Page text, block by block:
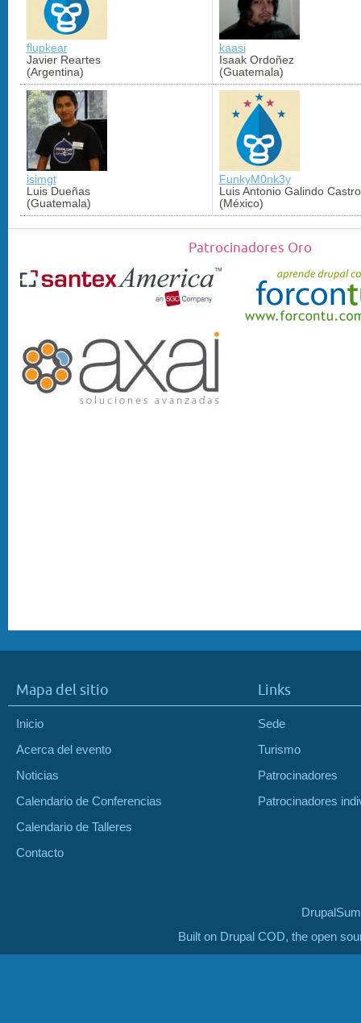
flupkear
Javier Reartes
(Argentina)
kaasi
Isaak Ordoñez
(Guatemala)
isimgt
Luis Dueñas
(Guatemala)
FunkyM0nk3y
Luis Antonio Galindo Castro
(México)
Patrocinadores Oro
Mapa del sitio
Inicio
Acerca del evento
Noticias
Calendario de Conferencias
Calendario de Talleres
Contacto
Links
Sede
Turismo
Patrocinadores
Patrocinadores
Built on Drupal COD, the open